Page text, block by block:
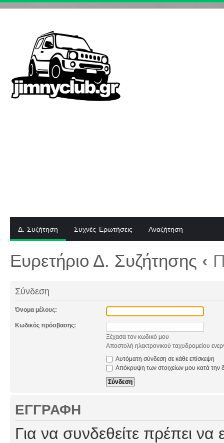
Δ. Συζήτηση Συχνές Ερωτήσεις Αναζήτηση
Ευρετήριο Δ. Συζήτησης ‹
Σύνδεση
Όνομα μέλους:
Κωδικός πρόσβασης:
Ξέχασα τον κωδικό μου
Αποστολή ηλεκτρονικού ταχυδρομείου
Αυτόματη σύνδεση σε κάθε επίσκεψη
Απόκρυψη των στοιχείων μου κατά την
ΕΓΓΡΑΦΉ
Για να συνδεθείτε πρέπει